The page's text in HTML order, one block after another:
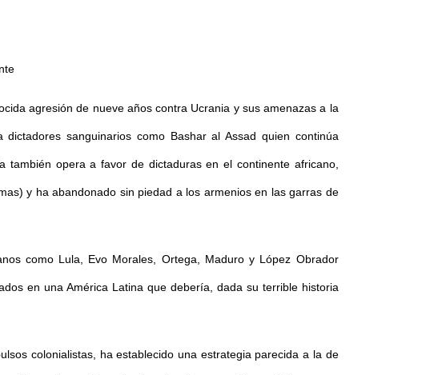
agresión de nueve años contra Ucrania y sus amenazas a la
sanguinarios como Bashar al Assad quien continúa
opera a favor de dictaduras en el continente africano,
y ha abandonado sin piedad a los armenios en las garras de
como Lula, Evo Morales, Ortega, Maduro y López Obrador
en una América Latina que debería, dada su terrible historia
colonialistas, ha establecido una estrategia parecida a la de